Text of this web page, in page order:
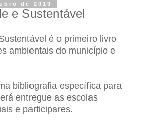
de 2019
e Sustentável
é o primeiro livro
ambientais do município e
bibliografia específica para
entregue as escolas
e participares.